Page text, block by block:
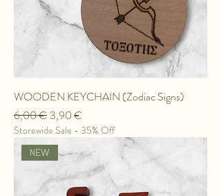
WOODEN KEYCHAIN ​​(Zodiac Signs)
Κανονική τιμή
6,00 € Τιμή Έκπτωσης
3,90 €
Storewide Sale - 35% Off
ΝEW